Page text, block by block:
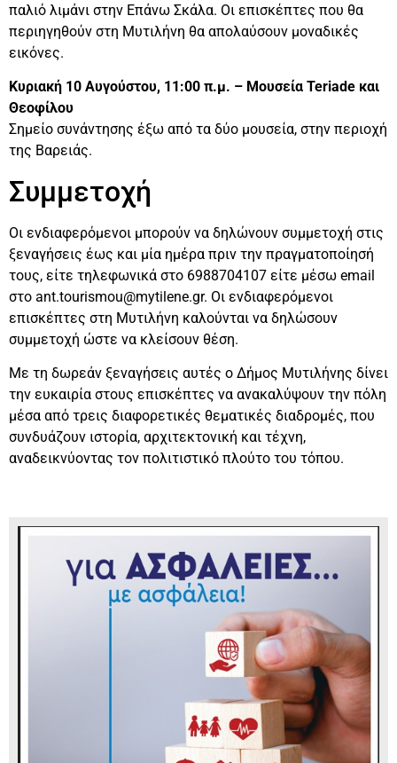
παλιό λιμάνι στην Επάνω Σκάλα. Οι επισκέπτες που θα
περιηγηθούν στη Μυτιλήνη θα απολαύσουν μοναδικές
εικόνες.
Κυριακή 10 Αυγούστου, 11:00 π.μ. – Μουσεία Teriade και
Θεοφίλου
Σημείο συνάντησης έξω από τα δύο μουσεία, στην περιοχή
της Βαρειάς.
Συμμετοχή
Οι ενδιαφερόμενοι μπορούν να δηλώνουν συμμετοχή στις
ξεναγήσεις έως και μία ημέρα πριν την πραγματοποίησή
τους, είτε τηλεφωνικά στο 6988704107 είτε μέσω email
στο ant.tourismou@mytilene.gr. Οι ενδιαφερόμενοι
επισκέπτες στη Μυτιλήνη καλούνται να δηλώσουν
συμμετοχή ώστε να κλείσουν θέση.
Με τη δωρεάν ξεναγήσεις αυτές ο Δήμος Μυτιλήνης δίνει
την ευκαιρία στους επισκέπτες να ανακαλύψουν την πόλη
μέσα από τρεις διαφορετικές θεματικές διαδρομές, που
συνδυάζουν ιστορία, αρχιτεκτονική και τέχνη,
αναδεικνύοντας τον πολιτιστικό πλούτο του τόπου.